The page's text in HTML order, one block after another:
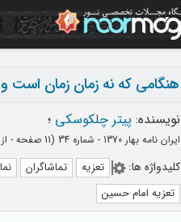
هنگامی که نه زمان زمان است
نویسنده: پیتر چلکوسکی ؛
ایران نامه بهار 1370 - شماره 34 (‎11 صفحه - از 212 تا 222
کلیدواژه ها: تعزیه تماشاگران
تعزیه امام حسین